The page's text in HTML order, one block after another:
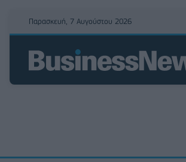
Παρασκευή, 7 Αυγούστου 2026